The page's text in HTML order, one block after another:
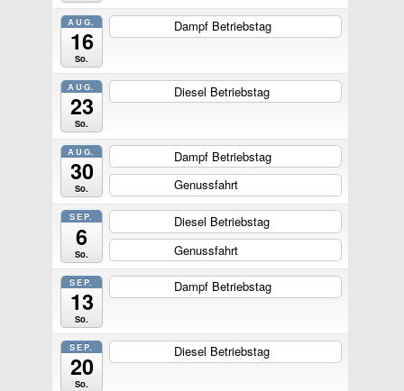
AUG.
16
So.
Dampf Betriebstag
AUG.
23
So.
Diesel Betriebstag
AUG.
30
So.
Dampf Betriebstag
Genussfahrt
SEP.
6
So.
Diesel Betriebstag
Genussfahrt
SEP.
13
So.
Dampf Betriebstag
SEP.
20
So.
Diesel Betriebstag